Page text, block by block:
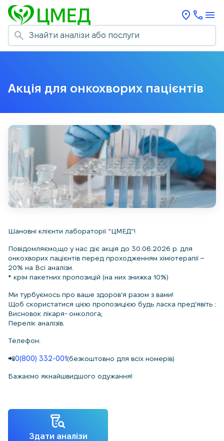
Акція для онкохворих пацієнтів
Шановні клієнти лабораторії “ЦМЕД”!
Повідомляємо,що у нас діє акція до 30.06.2026 р. для
онкохворих пацієнтів перед проходженням хіміотерапії –
20% на Всі аналізи.
* крім пакетних пропозицій (на них знижка 10%)
Ми турбуємось про ваше здоров’я разом з вами!
Щоб скористатися цією пропозицією будь ласка пред’явіть :
Висновок лікаря- онколога;
Перелік аналізів.
Телефон:
📲0(800) 332-001(безкоштовно для всіх номерів)
Бажаємо якнайшвидшого одужання!
Здати аналізи